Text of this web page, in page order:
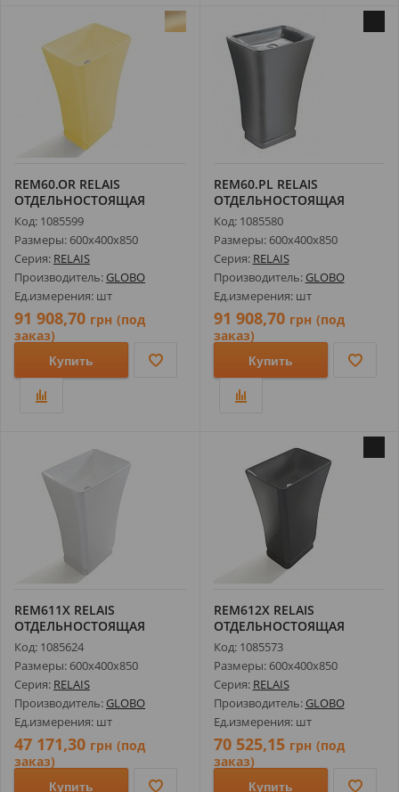
REM60.OR RELAIS
ОТДЕЛЬНОСТОЯЩАЯ
РАКОВИНА,
МОНОЛИТНАЯ...
Код: 1085599
Размеры: 600х400х850
Серия: RELAIS
Производитель: GLOBO
Ед.измерения: шт
91 908,70 грн (под
заказ)
Купить
REM60.PL RELAIS
ОТДЕЛЬНОСТОЯЩАЯ
РАКОВИНА,
МОНОЛИТНАЯ...
Код: 1085580
Размеры: 600х400х850
Серия: RELAIS
Производитель: GLOBO
Ед.измерения: шт
91 908,70 грн (под
заказ)
Купить
REM611X RELAIS
ОТДЕЛЬНОСТОЯЩАЯ
РАКОВИНА,
МОНОЛИТНАЯ,...
Код: 1085624
Размеры: 600х400х850
Серия: RELAIS
Производитель: GLOBO
Ед.измерения: шт
47 171,30 грн (под
заказ)
Купить
REM612X RELAIS
ОТДЕЛЬНОСТОЯЩАЯ
РАКОВИНА,
МОНОЛИТНАЯ,...
Код: 1085573
Размеры: 600х400х850
Серия: RELAIS
Производитель: GLOBO
Ед.измерения: шт
70 525,15 грн (под
заказ)
Купить